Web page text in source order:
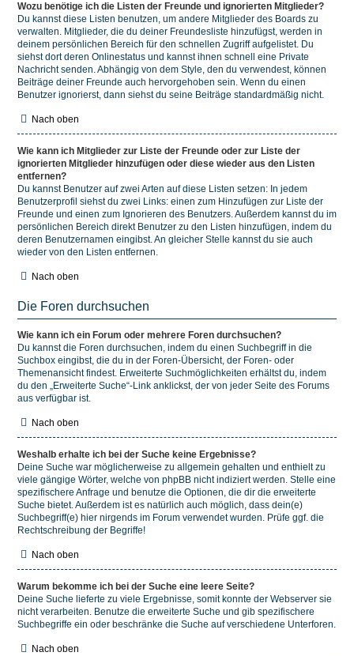
Wozu benötige ich die Listen der Freunde und ignorierten Mitglieder?
Du kannst diese Listen benutzen, um andere Mitglieder des Boards zu
verwalten. Mitglieder, die du deiner Freundesliste hinzufügst, werden in
deinem persönlichen Bereich für den schnellen Zugriff aufgelistet. Du
siehst dort deren Onlinestatus und kannst ihnen schnell eine Private
Nachricht senden. Abhängig von dem Style, den du verwendest, können
Beiträge deiner Freunde auch hervorgehoben sein. Wenn du einen
Benutzer ignorierst, dann siehst du seine Beiträge standardmäßig nicht.
Nach oben
Wie kann ich Mitglieder zur Liste der Freunde oder zur Liste der
ignorierten Mitglieder hinzufügen oder diese wieder aus den Listen
entfernen?
Du kannst Benutzer auf zwei Arten auf diese Listen setzen: In jedem
Benutzerprofil siehst du zwei Links: einen zum Hinzufügen zur Liste der
Freunde und einen zum Ignorieren des Benutzers. Außerdem kannst du im
persönlichen Bereich direkt Benutzer zu den Listen hinzufügen, indem du
deren Benutzernamen eingibst. An gleicher Stelle kannst du sie auch
wieder von den Listen entfernen.
Nach oben
Die Foren durchsuchen
Wie kann ich ein Forum oder mehrere Foren durchsuchen?
Du kannst die Foren durchsuchen, indem du einen Suchbegriff in die
Suchbox eingibst, die du in der Foren-Übersicht, der Foren- oder
Themenansicht findest. Erweiterte Suchmöglichkeiten erhältst du, indem
du den „Erweiterte Suche“-Link anklickst, der von jeder Seite des Forums
aus verfügbar ist.
Nach oben
Weshalb erhalte ich bei der Suche keine Ergebnisse?
Deine Suche war möglicherweise zu allgemein gehalten und enthielt zu
viele gängige Wörter, welche von phpBB nicht indiziert werden. Stelle eine
spezifischere Anfrage und benutze die Optionen, die dir die erweiterte
Suche bietet. Außerdem ist es natürlich auch möglich, dass dein(e)
Suchbegriff(e) hier nirgends im Forum verwendet wurden. Prüfe ggf. die
Rechtschreibung der Begriffe!
Nach oben
Warum bekomme ich bei der Suche eine leere Seite?
Deine Suche lieferte zu viele Ergebnisse, somit konnte der Webserver sie
nicht verarbeiten. Benutze die erweiterte Suche und gib spezifischere
Suchbegriffe ein oder beschränke die Suche auf verschiedene Unterforen.
Nach oben